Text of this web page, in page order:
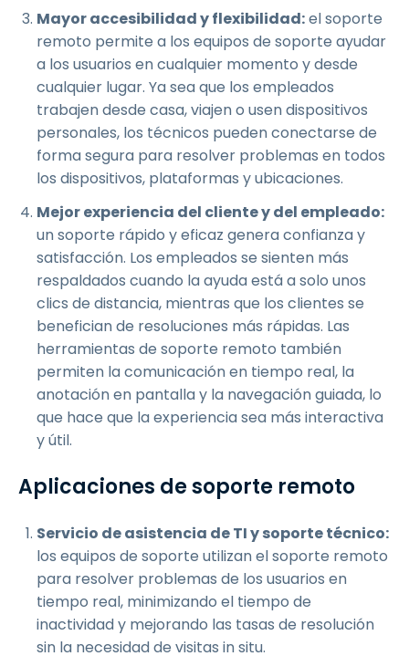
Mayor accesibilidad y flexibilidad:el soporte
remoto permite a los equipos de soporte ayudar
a los usuarios en cualquier momento y desde
cualquier lugar. Ya sea que los empleados
trabajen desde casa, viajen o usen dispositivos
personales, los técnicos pueden conectarse de
forma segura para resolver problemas en todos
los dispositivos, plataformas y ubicaciones.
Mejor experiencia del cliente y del empleado:
un soporte rápido y eficaz genera confianza y
satisfacción. Los empleados se sienten más
respaldados cuando la ayuda está a solo unos
clics de distancia, mientras que los clientes se
benefician de resoluciones más rápidas. Las
herramientas de soporte remoto también
permiten la comunicación en tiempo real, la
anotación en pantalla y la navegación guiada, lo
que hace que la experiencia sea más interactiva
y útil.
Aplicaciones de soporte remoto
Servicio de asistencia de TI y soporte técnico:
los equipos de soporte utilizan el soporte remoto
para resolver problemas de los usuarios en
tiempo real, minimizando el tiempo de
inactividad y mejorando las tasas de resolución
sin la necesidad de visitas in situ.